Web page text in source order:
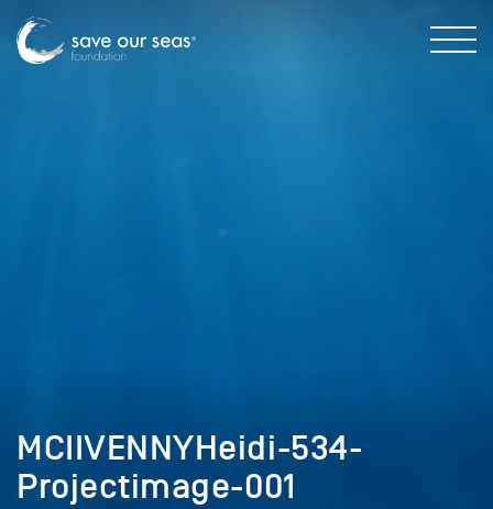
MCIIVENNYHeidi-534-
Projectimage-001